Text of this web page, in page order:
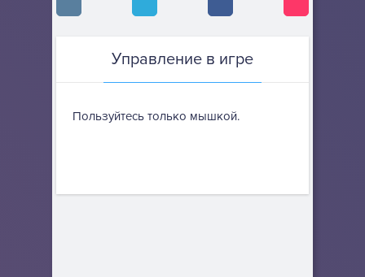
Управление в игре
Пользуйтесь только мышкой.